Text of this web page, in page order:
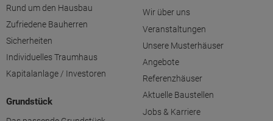
Rund um den Hausbau
Zufriedene Bauherren
Sicherheiten
Individuelles Traumhaus
Kapitalanlage / Investoren
Grundstück
Wir über uns
Veranstaltungen
Unsere Musterhäuser
Angebote
Referenzhäuser
Aktuelle Baustellen
Jobs & Karriere